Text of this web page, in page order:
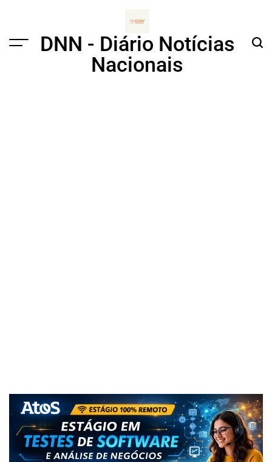
Menu
DNN - Diário Notícias
Nacionais